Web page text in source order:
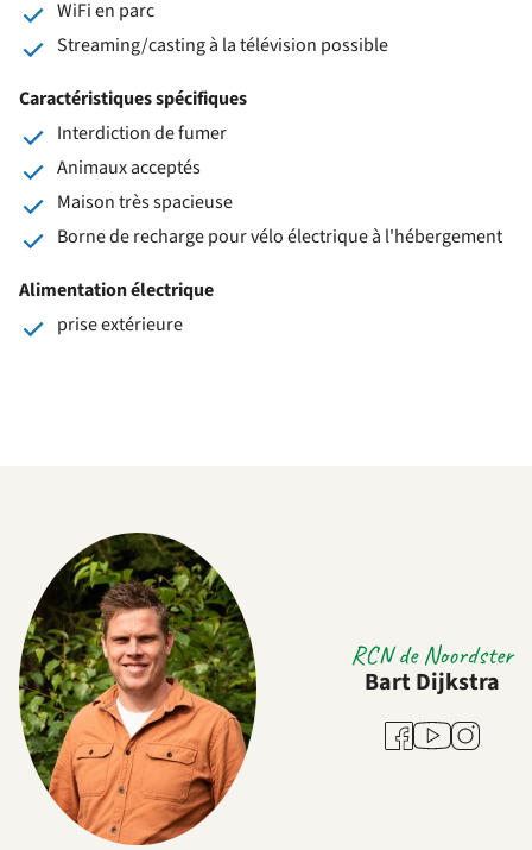
WiFi en parc
Streaming/casting à la télévision possible
Caractéristiques spécifiques
Interdiction de fumer
Animaux acceptés
Maison très spacieuse
Borne de recharge pour vélo électrique à l'hébergement
Alimentation électrique
prise extérieure
RCN de Noordster
Bart Dijkstra
Facebook
YoutubeInstagram